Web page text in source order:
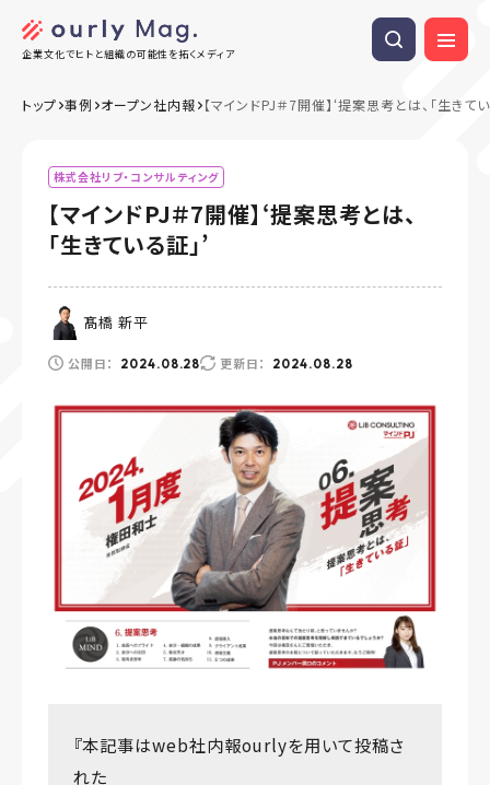
企業文化でヒトと組織の可能性を拓くメディア
トップ 事例 オープン社内報 【マインドPJ＃7開催】‘提案思考とは、「生きてい
株式会社リブ・コンサルティング
【マインドPJ＃7開催】‘提案思考とは、
「生きている証」’
髙橋 新平
公開日： 2024.08.28 更新日： 2024.08.28
『本記事はweb社内報ourlyを用いて投稿さ
れた